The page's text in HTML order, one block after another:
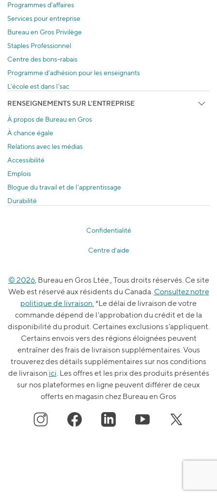
Programmes d'affaires
Services pour entreprise
Bureau en Gros Privilège
Staples Professionnel
Centre des bons-rabais
Programme d’adhésion pour les enseignants
L’école est dans l’sac
RENSEIGNEMENTS SUR L'ENTREPRISE
À propos de Bureau en Gros
À chance égale
Relations avec les médias
Accessibilité
Emplois
Blogue du travail et de l’apprentissage
Durabilité
Confidentialité
Centre d'aide
© 2026, Bureau en Gros Ltée., Tous droits réservés. Ce site
Web est réservé aux résidents du Canada. Consultez notre
politique de livraison.*Le délai de livraison de votre
commande dépend de l'approbation du crédit et de la
disponibilité du produit. Certaines exclusions s'appliquent.
Certains envois vers des régions éloignées peuvent
entraîner des frais de livraison supplémentaires. Vous
trouverez des détails supplémentaires sur nos conditions
de livraison ici. Les offres et les prix des produits présentés
sur nos plateformes en ligne peuvent différer de ceux
offerts en magasin chez Bureau en Gros